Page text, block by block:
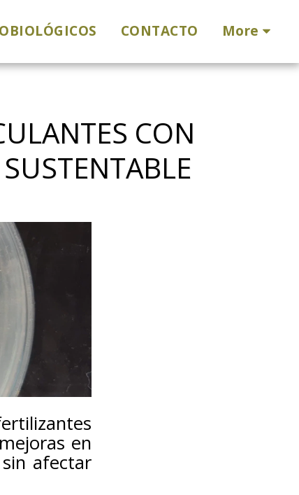
CONTACTO More
CON
en
afectar